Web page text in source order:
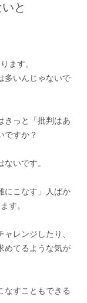
と
ます。
多いんじゃないで
きっと「批判はあ
ですか？
いです。
にこなす」人ばか
す。
レンジしたり、
めてるような気が
なすこともできる